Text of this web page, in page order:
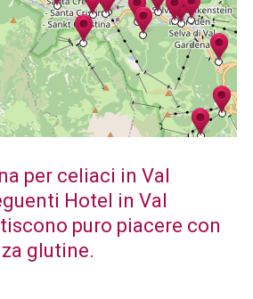
per celiaci in Val
Hotel in Val
puro piacere con
glutine.